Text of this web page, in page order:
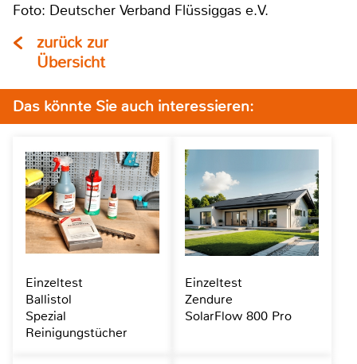
Foto: Deutscher Verband Flüssiggas e.V.
zurück zur
Übersicht
Das könnte Sie auch interessieren:
Einzeltest
Ballistol
Spezial
Reinigungstücher
Einzeltest
Zendure
SolarFlow 800 Pro